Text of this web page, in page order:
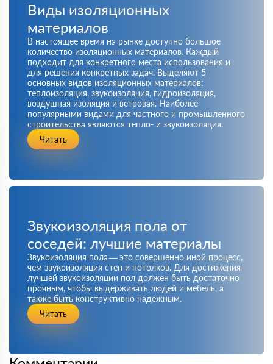
Виды изоляционных
материалов
В настоящее время на рынке доступно большое
количество изоляционных материалов. Каждый
подходит для конкретного места использования и
для решения конкретных задач. Выделяют 5
основных видов изоляционных материалов:
теплоизоляция, звукоизоляция, гидроизоляция,
воздушная изоляция и ветровая. Наиболее
популярными видами для частного и промышленного
строительства являются тепло- и звукоизоляция.
Читать
Звукоизоляция пола от
соседей: лучшие материалы
Звукоизоляция пола — это совершенно иной процесс,
чем звукоизоляция стен и потолков. Для достижения
лучшей звукоизоляции пол должен быть достаточно
прочным, чтобы выдерживать людей и мебель, а
также быть конструктивно надежным.
Читать